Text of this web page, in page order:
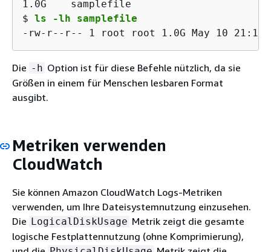
$ ls -lh samplefile
-rw-r--r-- 1 root root 1.0G May 10 21:16
Die -h Option ist für diese Befehle nützlich, da sie
Größen in einem für Menschen lesbaren Format
ausgibt.
Metriken verwenden
CloudWatch
Sie können Amazon CloudWatch Logs-Metriken
verwenden, um Ihre Dateisystemnutzung einzusehen.
Die LogicalDiskUsage Metrik zeigt die gesamte
logische Festplattennutzung (ohne Komprimierung),